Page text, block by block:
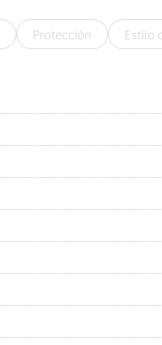
Protección Estilo